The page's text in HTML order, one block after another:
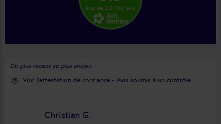
Plus de 210 000 avis
Du plus récent au plus ancien
help_outline Voir l'attestation de confiance - Avis soumis à un contrôle
Christian G.